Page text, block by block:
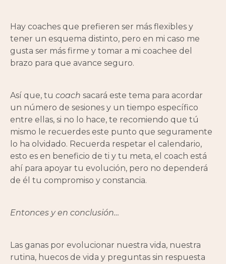
Hay coaches que prefieren ser más flexibles y
tener un esquema distinto, pero en mi caso me
gusta ser más firme y tomar a mi coachee del
brazo para que avance seguro.
Así que, tu coach sacará este tema para acordar
un número de sesiones y un tiempo específico
entre ellas, si no lo hace, te recomiendo que tú
mismo le recuerdes este punto que seguramente
lo ha olvidado. Recuerda respetar el calendario,
esto es en beneficio de ti y tu meta, el coach está
ahí para apoyar tu evolución, pero no dependerá
de él tu compromiso y constancia.
Entonces y en conclusión…
Las ganas por evolucionar nuestra vida, nuestra
rutina, huecos de vida y preguntas sin respuesta